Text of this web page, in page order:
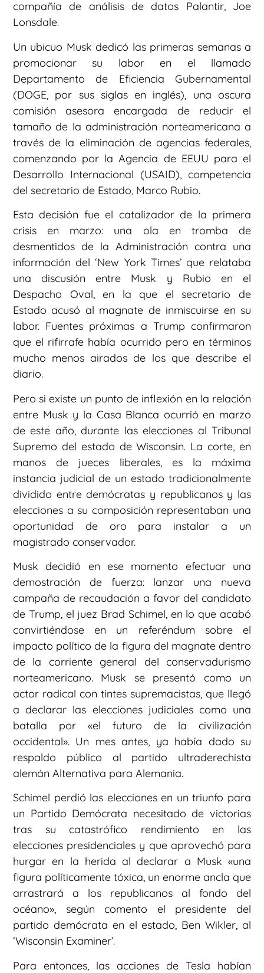
compañía de análisis de datos Palantir, Joe
Lonsdale.
Un ubicuo Musk dedicó las primeras semanas a
promocionar su labor en el llamado
Departamento de Eficiencia Gubernamental
(DOGE, por sus siglas en inglés), una oscura
comisión asesora encargada de reducir el
tamaño de la administración norteamericana a
través de la eliminación de agencias federales,
comenzando por la Agencia de EEUU para el
Desarrollo Internacional (USAID), competencia
del secretario de Estado, Marco Rubio.
Esta decisión fue el catalizador de la primera
crisis en marzo: una ola en tromba de
desmentidos de la Administración contra una
información del ‘New York Times’ que relataba
una discusión entre Musk y Rubio en el
Despacho Oval, en la que el secretario de
Estado acusó al magnate de inmiscuirse en su
labor. Fuentes próximas a Trump confirmaron
que el rifirrafe había ocurrido pero en términos
mucho menos airados de los que describe el
diario.
Pero si existe un punto de inflexión en la relación
entre Musk y la Casa Blanca ocurrió en marzo
de este año, durante las elecciones al Tribunal
Supremo del estado de Wisconsin. La corte, en
manos de jueces liberales, es la máxima
instancia judicial de un estado tradicionalmente
dividido entre demócratas y republicanos y las
elecciones a su composición representaban una
oportunidad de oro para instalar a un
magistrado conservador.
Musk decidió en ese momento efectuar una
demostración de fuerza: lanzar una nueva
campaña de recaudación a favor del candidato
de Trump, el juez Brad Schimel, en lo que acabó
convirtiéndose en un referéndum sobre el
impacto político de la figura del magnate dentro
de la corriente general del conservadurismo
norteamericano. Musk se presentó como un
actor radical con tintes supremacistas, que llegó
a declarar las elecciones judiciales como una
batalla por «el futuro de la civilización
occidental». Un mes antes, ya había dado su
respaldo público al partido ultraderechista
alemán Alternativa para Alemania.
Schimel perdió las elecciones en un triunfo para
un Partido Demócrata necesitado de victorias
tras su catastrófico rendimiento en las
elecciones presidenciales y que aprovechó para
hurgar en la herida al declarar a Musk «una
figura políticamente tóxica, un enorme ancla que
arrastrará a los republicanos al fondo del
océano», según comento el presidente del
partido demócrata en el estado, Ben Wikler, al
‘Wisconsin Examiner’.
Para entonces, las acciones de Tesla habían